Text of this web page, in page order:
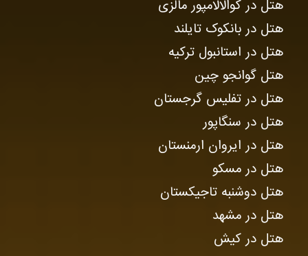
هتل در کوالالامپور مالزی
هتل در بانکوک تایلند
هتل در استانبول ترکیه
هتل گوانجو چین
هتل در تفلیس گرجستان
هتل در سنگاپور
هتل در ایروان ارمنستان
هتل در مسکو
هتل دوشنبه تاجیکستان
هتل در مشهد
هتل در کیش